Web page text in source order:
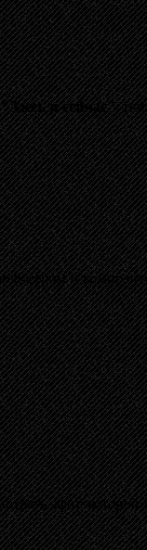
"Здесь и сейчас",
и
эфир